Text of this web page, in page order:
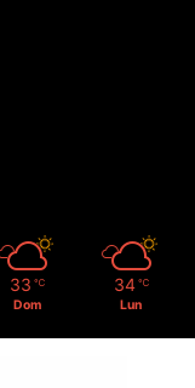
33 ℃
Dom
34 ℃
Lun